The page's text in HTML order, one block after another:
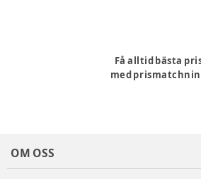
Få alltid bästa
med
OM OSS